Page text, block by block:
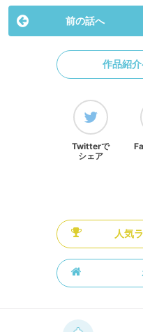
前の話へ
作品紹
Twitterで
シェア
人気